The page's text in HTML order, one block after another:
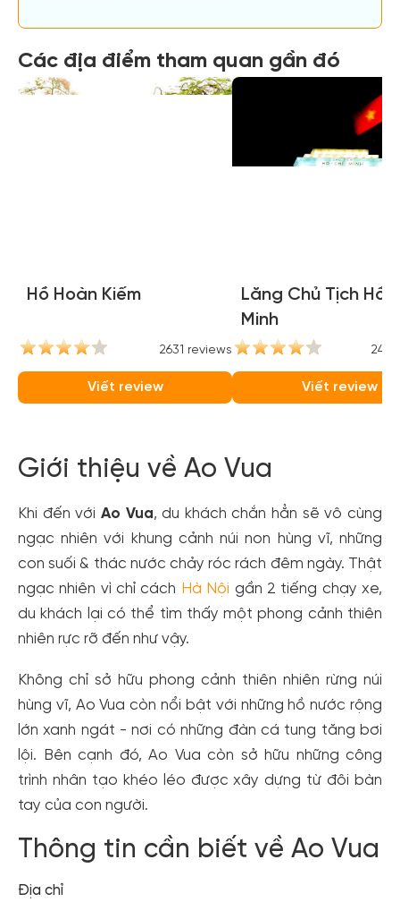
Các địa điểm tham quan gần đó
Hồ Hoàn Kiếm
2631 reviews
Viết review
Lăng Chủ Tịch Hồ
Minh
Viết review
Giới thiệu về Ao Vua
Khi đến với Ao Vua, du khách chắn hẳn sẽ vô cùng
ngạc nhiên với khung cảnh núi non hùng vĩ, những
con suối & thác nước chảy róc rách đêm ngày. Thật
ngạc nhiên vì chỉ cách Hà Nội gần 2 tiếng chạy xe,
du khách lại có thể tìm thấy một phong cảnh thiên
nhiên rực rỡ đến như vậy.
Không chỉ sở hữu phong cảnh thiên nhiên rừng núi
hùng vĩ, Ao Vua còn nổi bật với những hồ nước rộng
lớn xanh ngát - nơi có những đàn cá tung tăng bơi
lội. Bên cạnh đó, Ao Vua còn sở hữu những công
trình nhân tạo khéo léo được xây dựng từ đôi bàn
tay của con người.
Thông tin cần biết về Ao Vua
Địa chỉ